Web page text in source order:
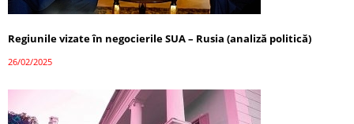
Regiunile vizate în negocierile SUA – Rusia (analiză politică)
26/02/2025